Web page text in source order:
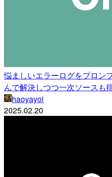
悩ましいエラーログをプロン
んで解決しつつ一次ソースも
haoyayoi
2025.02.20